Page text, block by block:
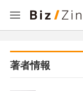
著者情報